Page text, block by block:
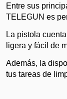
Entre sus
TELEGUN es
La pistola
ligera y fácil de
Además, la
tus tareas de